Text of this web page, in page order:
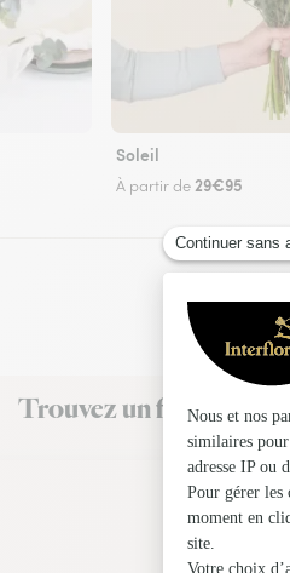
Soleil
À partir de 29€95
Trouvez un fleuriste